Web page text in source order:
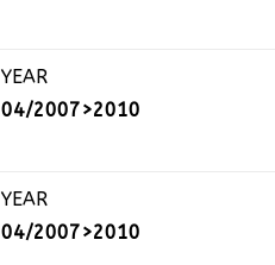
YEAR
04/2007>2010
YEAR
04/2007>2010